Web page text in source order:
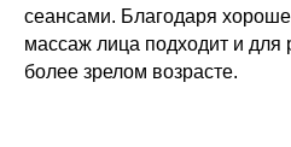
сеансами. Благодаря
массаж лица подходит и для
более зрелом возрасте.